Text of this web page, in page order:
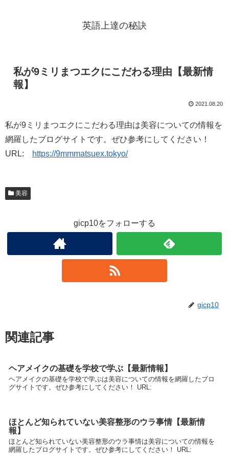
英語上達の秘訣
私が9ミリまつエクにこだわる理由【最新情
報】
2021.08.20
私が9ミリまつエクにこだわる理由は美容についての情報を
網羅したブログサイトです。ぜひ参考にしてください！
URL:
https://9mmmatsuex.tokyo/
美容
gicp10をフォローする
gicp10
関連記事
ヘアメイクの基礎を学校で学ぶ【最新情報】
ヘアメイクの基礎を学校で学ぶは美容についての情報を網羅したブロ
グサイトです。ぜひ参考にしてください！ URL:
ほとんど知られていない美容整形のウラ事情【最新情
報】
ほとんど知られていない美容整形のウラ事情は美容についての情報を
網羅したブログサイトです。ぜひ参考にしてください！ URL: